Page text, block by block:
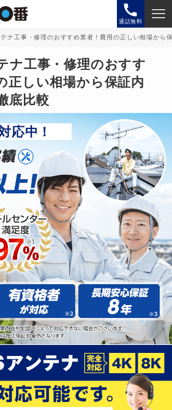
通話無料
ナ工事・修理のおすすめ業者！費用の正しい相場から
ナ工事・修理のおすす
正しい相場から保証内
底比較
応中！